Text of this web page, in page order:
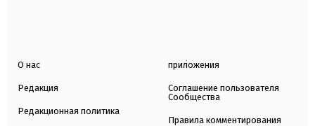
О нас
Редакция
Редакционная политика
приложения
Соглашение пользователя
Сообщества
Правила комментирования